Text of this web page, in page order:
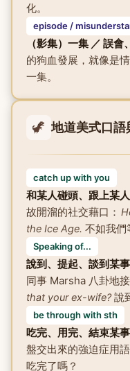
化。
episode /
（影集）一集 ／ 誤會
的狗血發展，就像是
一集。
🦖 地道美式口語
catch up with you
和某人碰頭、跟上某
故開溜的社交藉口：
the Ice Age. 不如我們
Speaking of...
說到、提起、談到某事
同事 Marsha 八卦地接
that your ex-wife?說
be through with sth
吃完、用完、結束某事
盤交出來的強迫症用語
吃完了嗎？